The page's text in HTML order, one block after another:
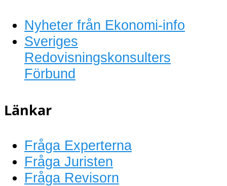
Nyheter från Ekonomi-info
Sveriges
Redovisningskonsulters
Förbund
Länkar
Fråga Experterna
Fråga Juristen
Fråga Revisorn